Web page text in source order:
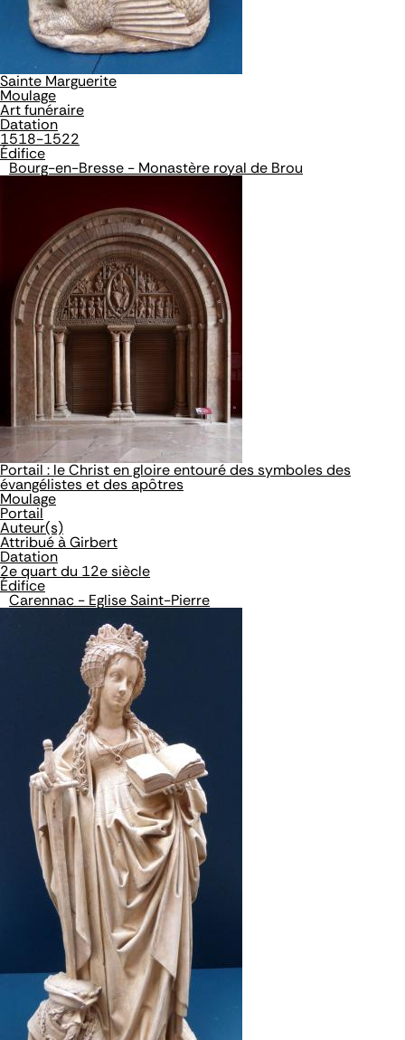
Sainte Marguerite
Moulage
Art funéraire
Datation
1518-1522
Édifice
Bourg-en-Bresse - Monastère royal de Brou
Portail : le Christ en gloire entouré des symboles des
évangélistes et des apôtres
Moulage
Portail
Auteur(s)
Attribué à Girbert
Datation
2e quart du 12e siècle
Édifice
Carennac - Eglise Saint-Pierre